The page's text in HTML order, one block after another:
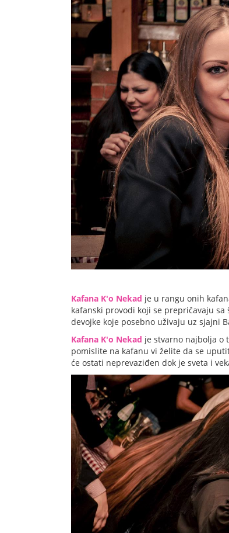
Kafana K'o Nekad je u rangu onih
kafanski provodi koji se prepričavaju
devojke koje posebno uživaju uz sjajni
Kafana K'o Nekad je stvarno najbolja o
pomislite na kafanu vi želite da se
će ostati neprevaziđen dok je sveta i